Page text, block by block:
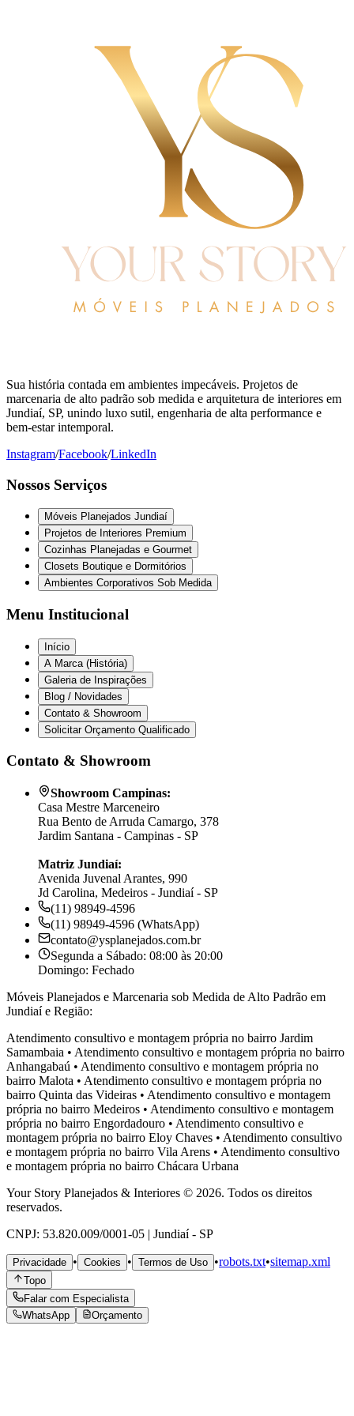
Sua história contada em ambientes impecáveis. Projetos de
marcenaria de alto padrão sob medida e arquitetura de interiores em
Jundiaí, SP, unindo luxo sutil, engenharia de alta performance e
bem-estar intemporal.
Instagram/Facebook/LinkedIn
Nossos Serviços
Móveis Planejados Jundiaí
Projetos de Interiores Premium
Cozinhas Planejadas e Gourmet
Closets Boutique e Dormitórios
Ambientes Corporativos Sob Medida
Menu Institucional
Início
A Marca (História)
Galeria de Inspirações
Blog / Novidades
Contato & Showroom
Solicitar Orçamento Qualificado
Contato & Showroom
Showroom Campinas:
Casa Mestre Marceneiro
Rua Bento de Arruda Camargo, 378
Jardim Santana - Campinas - SP
Matriz Jundiaí:
Avenida Juvenal Arantes, 990
Jd Carolina, Medeiros - Jundiaí - SP
(11) 98949-4596
(11) 98949-4596 (WhatsApp)
contato@ysplanejados.com.br
Segunda a Sábado: 08:00 às 20:00
Domingo: Fechado
Móveis Planejados e Marcenaria sob Medida de Alto Padrão em
Jundiaí e Região:
Atendimento consultivo e montagem própria no bairro Jardim
Samambaia • Atendimento consultivo e montagem própria no bairro
Anhangabaú • Atendimento consultivo e montagem própria no
bairro Malota • Atendimento consultivo e montagem própria no
bairro Quinta das Videiras • Atendimento consultivo e montagem
própria no bairro Medeiros • Atendimento consultivo e montagem
própria no bairro Engordadouro • Atendimento consultivo e
montagem própria no bairro Eloy Chaves • Atendimento consultivo
e montagem própria no bairro Vila Arens • Atendimento consultivo
e montagem própria no bairro Chácara Urbana
Your Story Planejados & Interiores © 2026. Todos os direitos
reservados.
CNPJ: 53.820.009/0001-05 | Jundiaí - SP
Privacidade • Cookies • Termos de Uso •robots.txt•sitemap.xml
Topo
Falar com Especialista
WhatsApp
Orçamento